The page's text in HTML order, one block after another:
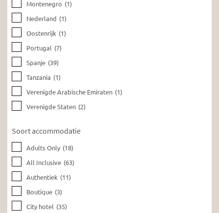
Montenegro (1)
Nederland (1)
Oostenrijk (1)
Portugal (7)
Spanje (39)
Tanzania (1)
Verenigde Arabische Emiraten (1)
Verenigde Staten (2)
Soort accommodatie
Adults Only (18)
All Inclusive (63)
Authentiek (11)
Boutique (3)
City hotel (35)